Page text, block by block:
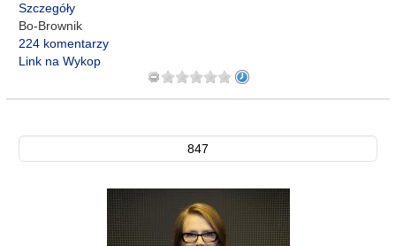
Szczegóły
Bo-Brownik
224 komentarzy
Link na Wykop
847